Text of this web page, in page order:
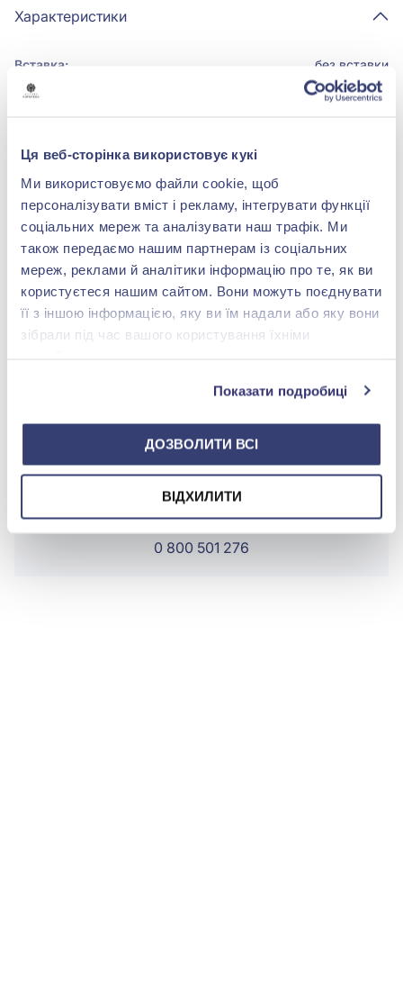
Ця веб-сторінка використовує кукі
Ми використовуємо файли cookie, щоб
персоналізувати вміст і рекламу, інтегрувати функції
соціальних мереж та аналізувати наш трафік. Ми
також передаємо нашим партнерам із соціальних
мереж, реклами й аналітики інформацію про те, як ви
користуєтеся нашим сайтом. Вони можуть поєднувати
її з іншою інформацією, яку ви їм надали або яку вони
зібрали під час вашого користування їхніми
Показати подробиці
ДОЗВОЛИТИ ВСІ
ВІДХИЛИТИ
Характеристики
Вставка: без вставки
Застібка:
Покриття: Родіювання
shop@zolotakoroleva.ua
0 800 501 276